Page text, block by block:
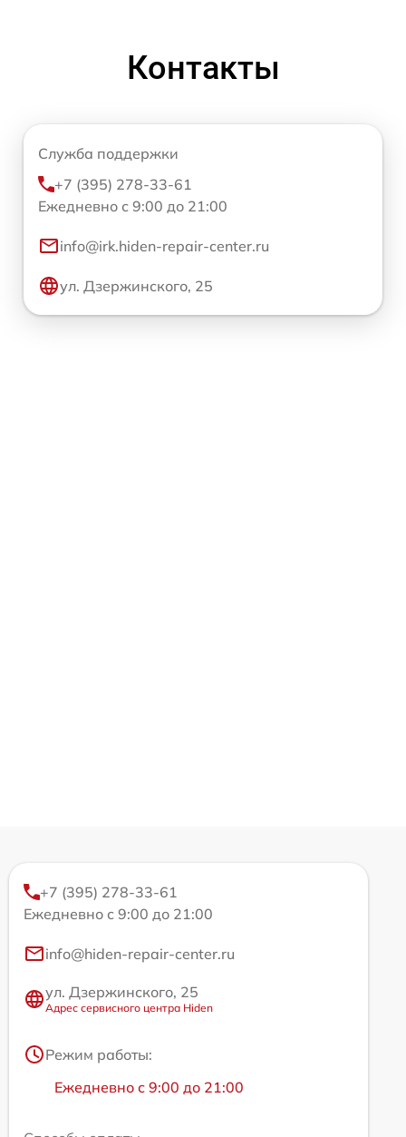
Контакты
Служба поддержки
+7 (395) 278-33-61
Ежедневно с 9:00 до 21:00
info@irk.hiden-repair-center.ru
ул. Дзержинского, 25
+7 (395) 278-33-61
Ежедневно с 9:00 до 21:00
info@hiden-repair-center.ru
ул. Дзержинского, 25
Адрес сервисного центра Hiden
Режим работы:
Ежедневно с 9:00 до 21:00